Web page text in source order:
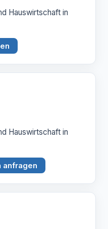
Hauswirtschaft in
Hauswirtschaft in
anfragen